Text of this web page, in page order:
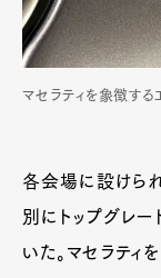
マセラティを象徴する
各会場に設けら
別にトップグレー
いた。マセラティ